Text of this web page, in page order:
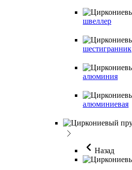
швеллер
шестигранник
алюминия
алюминиевая
Назад